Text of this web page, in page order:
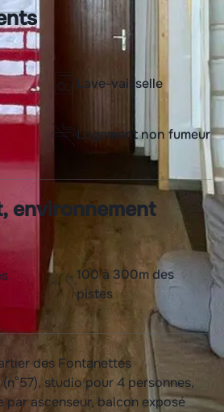
Lave-vaisselle
Logement non fumeur
environnement
100 à 300m des
pistes
des Fontanettes
studio pour 4 personnes,
par ascenseur, balcon exposé